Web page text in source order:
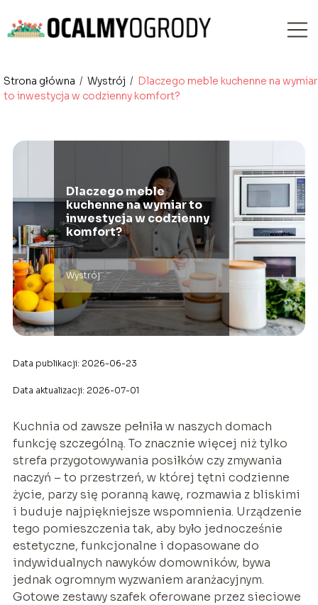
Strona główna / Wystrój / Dlaczego meble kuchenne na wymiar
to inwestycja w codzienny komfort?
Dlaczego meble
kuchenne na wymiar to
inwestycja w codzienny
komfort?
Wystrój
Data publikacji: 2026-06-23
Data aktualizacji: 2026-07-01
Kuchnia od zawsze pełniła w naszych domach
funkcję szczególną. To znacznie więcej niż tylko
strefa przygotowywania posiłków czy zmywania
naczyń – to przestrzeń, w której tętni codzienne
życie, parzy się poranną kawę, rozmawia z bliskimi
i buduje najpiękniejsze wspomnienia. Urządzenie
tego pomieszczenia tak, aby było jednocześnie
estetyczne, funkcjonalne i dopasowane do
indywidualnych nawyków domowników, bywa
jednak ogromnym wyzwaniem aranżacyjnym.
Gotowe zestawy szafek oferowane przez sieciowe